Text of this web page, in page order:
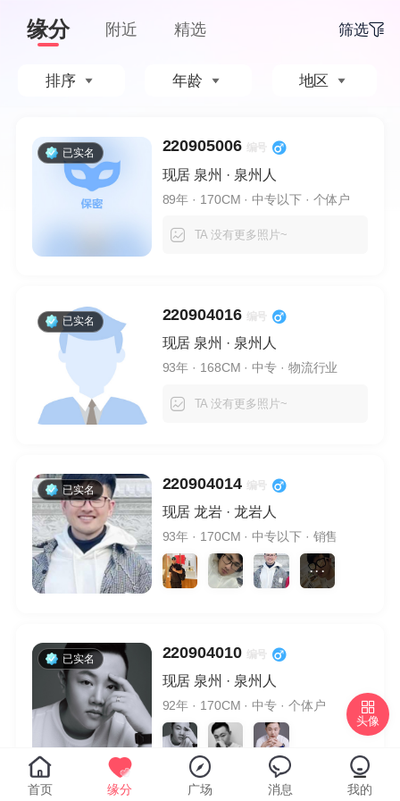
缘分 附近 精选 筛选
排序 年龄 地区
下拉刷新
已实名 220905006 编号
现居 泉州 · 泉州人
89年 · 170CM · 中专以下 · 个体户
TA 没有更多照片~
已实名 220904016 编号
现居 泉州 · 泉州人
93年 · 168CM · 中专 · 物流行业
TA 没有更多照片~
已实名 220904014 编号
现居 龙岩 · 龙岩人
93年 · 170CM · 中专以下 · 销售
· · ·
已实名 220904010 编号
现居 泉州 · 泉州人
92年 · 170CM · 中专 · 个体户
头像
首页 缘分 广场 消息 我的